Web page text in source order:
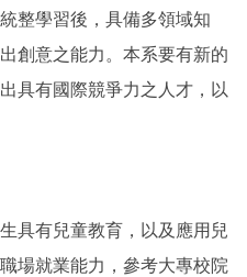
整學習後，具備多領域知
創意之能力。本系要有新的
具有國際競爭力之人才，以
具有兒童教育，以及應用兒
場就業能力，參考大專校院